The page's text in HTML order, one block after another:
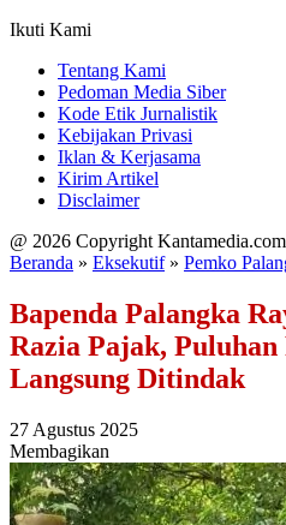
Ikuti Kami
Tentang Kami
Pedoman Media Siber
Kode Etik Jurnalistik
Kebijakan Privasi
Iklan & Kerjasama
Kirim Artikel
Disclaimer
@ 2026 Copyright
Beranda » Eksekutif» Pemko
Bapenda Palangka
Razia Pajak, Puluhan
Langsung Ditindak
27 Agustus 2025
Membagikan